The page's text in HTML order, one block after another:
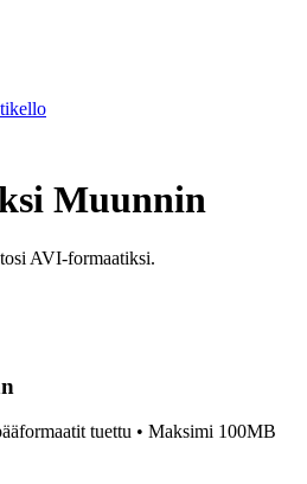
Muunnin
AVI-formaatiksi.
tuettu • Maksimi 100MB